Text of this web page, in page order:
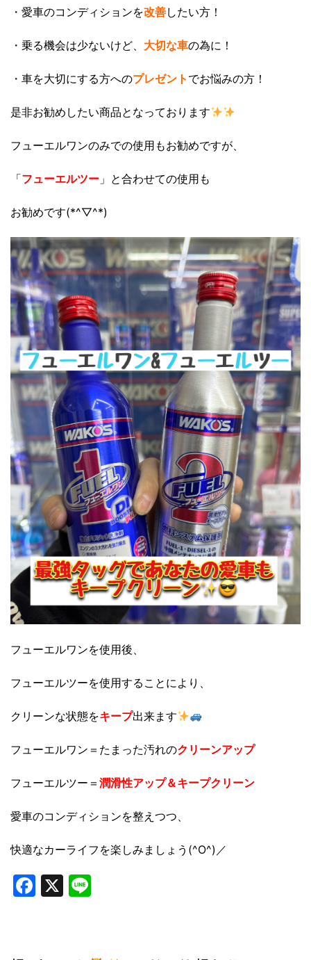
・愛車のコンディションを改善したい方！
・乗る機会は少ないけど、 大切な車の為に！
・車を大切にする方へのプレゼント でお悩みの方！
是非お勧めしたい商品となっております
フューエルワンのみでの使用もお勧めですが、
「フューエルツー 」と合わせての使用も
お勧めです(*^▽^*)
フューエルワンを使用後、
フューエルツーを使用することにより、
クリーンな状態をキープ出来ます
フューエルワン＝たまった汚れのクリーンアップ
フューエルツー＝ 潤滑性アップ＆キープクリーン
愛車のコンディションを整えつつ、
快適なカーライフを楽しみましょう(^O^)／
Facebook
X